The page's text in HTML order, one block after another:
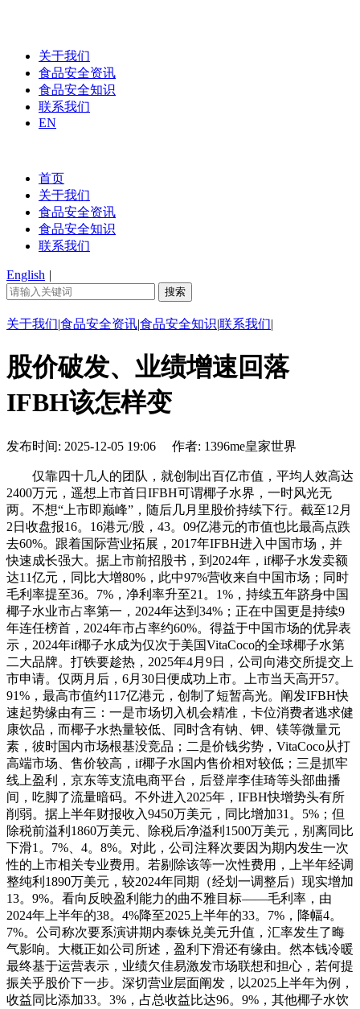
关于我们
食品安全资讯
食品安全知识
联系我们
EN
首页
关于我们
食品安全资讯
食品安全知识
联系我们
English |
关于我们|食品安全资讯|食品安全知识|联系我们|
股价破发、业绩增速回落
IFBH该怎样变
发布时间: 2025-12-05 19:06 作者: 1396me皇家世界
仅靠四十几人的团队，就创制出百亿市值，平均人效高达
2400万元，遥想上市首日IFBH可谓椰子水界，一时风光无
两。不想“上市即巅峰”，随后几月里股价持续下行。截至12月
2日收盘报16。16港元/股，43。09亿港元的市值也比最高点跌
去60%。跟着国际营业拓展，2017年IFBH进入中国市场，并
快速成长强大。据上市前招股书，到2024年，if椰子水发卖额
达11亿元，同比大增80%，此中97%营收来自中国市场；同时
毛利率提至36。7%，净利率升至21。1%，持续五年跻身中国
椰子水业市占率第一，2024年达到34%；正在中国更是持续9
年连任榜首，2024年市占率约60%。得益于中国市场的优异表
示，2024年if椰子水成为仅次于美国VitaCoco的全球椰子水第
二大品牌。打铁要趁热，2025年4月9日，公司向港交所提交上
市申请。仅两月后，6月30日便成功上市。上市当天高开57。
91%，最高市值约117亿港元，创制了短暂高光。阐发IFBH快
速起势缘由有三：一是市场切入机会精准，卡位消费者逃求健
康饮品，而椰子水热量较低、同时含有钠、钾、镁等微量元
素，彼时国内市场根基没竞品；二是价钱劣势，VitaCoco从打
高端市场、售价较高，if椰子水国内售价相对较低；三是抓牢
线上盈利，京东等支流电商平台，后登岸李佳琦等头部曲播
间，吃脚了流量暗码。不外进入2025年，IFBH快增势头有所
削弱。据上半年财报收入9450万美元，同比增加31。5%；但
除税前溢利1860万美元、除税后净溢利1500万美元，别离同比
下滑1。7%、4。8%。对此，公司注释次要因为期内发生一次
性的上市相关专业费用。若剔除该等一次性费用，上半年经调
整纯利1890万美元，较2024年同期（经划一调整后）现实增加
13。9%。看向反映盈利能力的曲不雅目标——毛利率，由
2024年上半年的38。4%降至2025上半年的33。7%，降幅4。
7%。公司称次要系演讲期内泰铢兑美元升值，汇率发生了晦
气影响。大概正如公司所述，盈利下滑还有缘由。然本钱冷暖
最终基于运营表示，业绩欠佳易激发市场联想和担心，若何提
振关乎股价下一步。深切营业层面阐发，以2025上半年为例，
收益同比添加33。3%，占总收益比达96。9%，其他椰子水饮